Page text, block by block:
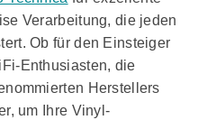
Verarbeitung, die jeden
Ob für den Einsteiger
Enthusiasten, die
Herstellers
um Ihre Vinyl-